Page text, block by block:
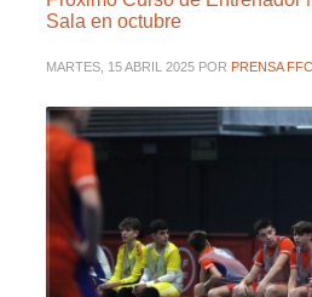
Sala en octubre
MARTES, 15 ABRIL 2025 POR PRENSA